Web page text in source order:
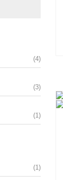
(4)
(3)
(1)
(1)